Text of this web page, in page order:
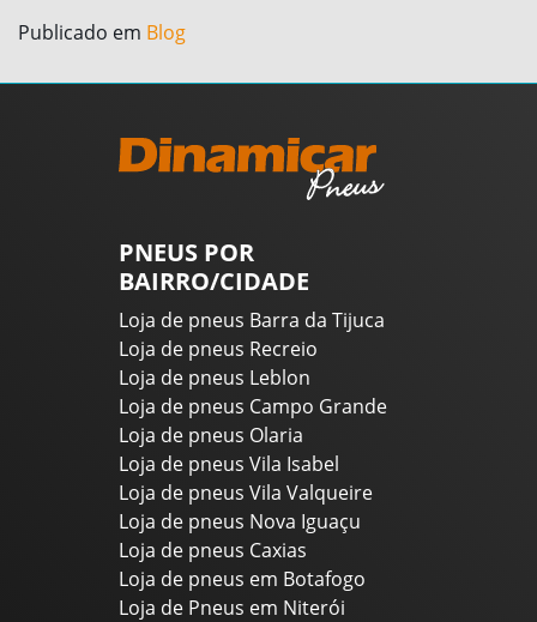
Publicado em Blog
PNEUS POR
BAIRRO/CIDADE
Loja de pneus Barra da Tijuca
Loja de pneus Recreio
Loja de pneus Leblon
Loja de pneus Campo Grande
Loja de pneus Olaria
Loja de pneus Vila Isabel
Loja de pneus Vila Valqueire
Loja de pneus Nova Iguaçu
Loja de pneus Caxias
Loja de pneus em Botafogo
Loja de Pneus em Niterói